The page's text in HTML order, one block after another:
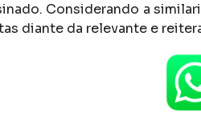
Considerando a
diante da relevante e